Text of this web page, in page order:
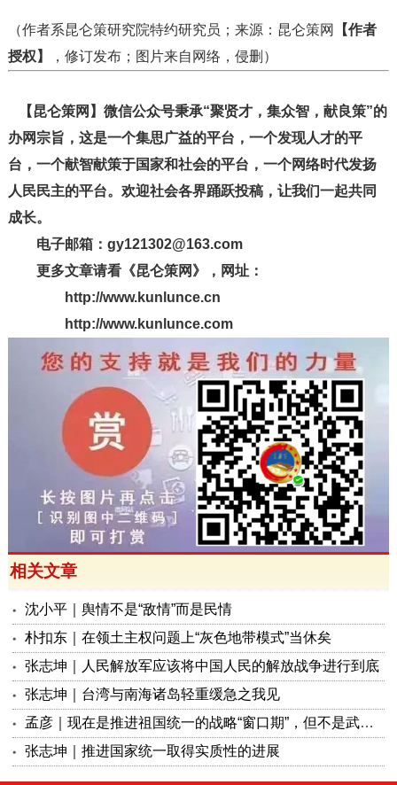
（作者系昆仑策研究院特约研究员；来源：昆仑策网
【作者
授权】
，修订发布；图片来自网络，侵删）
【昆仑策网】微信公众号秉承“聚贤才，集众智，献良策”的
办网宗旨，这是一个集思广益的平台，一个发现人才的平
台，一个献智献策于国家和社会的平台，一个网络时代发扬
人民民主的平台。欢迎社会各界踊跃投稿，让我们一起共同
成长。
电子邮箱：gy121302@163.com
更多文章请看《昆仑策网》，网址：
http://www.kunlunce.cn
http://www.kunlunce.com
相关文章
沈小平｜舆情不是“敌情”而是民情
朴扣东｜在领土主权问题上“灰色地带模式”当休矣
张志坤｜人民解放军应该将中国人民的解放战争进行到底
张志坤｜台湾与南海诸岛轻重缓急之我见
孟彦｜现在是推进祖国统一的战略“窗口期”，但不是武统的“动手期”
张志坤｜推进国家统一取得实质性的进展